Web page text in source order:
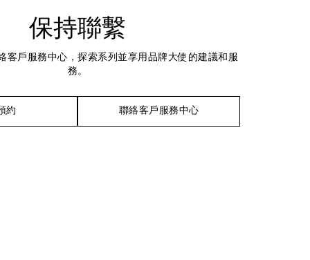
保持聯繫
客戶服務中心，探索系列並享用品牌大使的建議和服
務。
約 聯絡客戶服務中心